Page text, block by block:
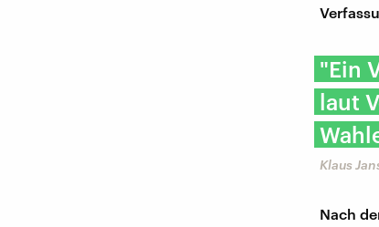
"Ein
laut
Klaus
Nach